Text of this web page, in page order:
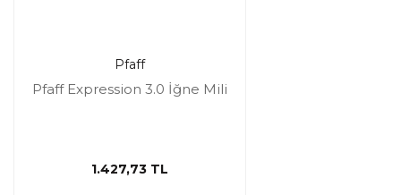
Pfaff
Pfaff Expression 3.0 İğne Mili
1.427,73 TL